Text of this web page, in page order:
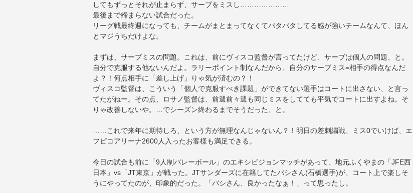
してもずっとそれが止まらず、サーブをミスし…………………
最後まで締まらない試合だった。
リーグ戦最終週になっても、チームがまとまってなくてバタバタしてる感が強いチームなんて、ほん
とマジうちだけよな。
まずは、サーブミスの問題。これは、前にヴィスコ監督が言ってたけど、サーブは個人の問題、と。
自分で克服する他ないんだよ。ラリーポイント制なんだから、自分のサーブミス=相手の得点なんだ
よ？！何点相手に「差し上げ」りゃ気が済むの？！
ヴィスコ監督は、こういう「個人で克服すべき課題」ができてない選手はコートに出さない、と言っ
てたがねー。その点、ロサノ監督は、前週前々週も同じミスをしてても平気でコートに出すよね。そ
りゃ改善しないや。…でシーズン終わるまでそうだった、と。
……これで来年に期待しろ、という方が無理なんじゃないん？！明日の差刺繍戦、ミス0でいけば、エ
フピコアリーナ2600人入ったお客様も満足できる。
今日の試合も前に「9人制バレーボール」のエキシビジョンマッチがあって、地元ふくやまの「JFE西
日本」vs「JT東京」が戦った。JTサンダーズに在籍してたバシさん(石橋選手)が、コート上で楽しそ
うにやってたのが、印象的だった。「バシさん、良かったなぁ！」って思ったし。